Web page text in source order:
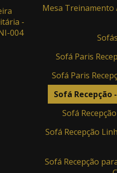
-
004
Mesa Treinamento
Sofá Paris
Sofá Paris
Sofá Recepção
Sofá
Sofá Recepção
Sofá Recepção